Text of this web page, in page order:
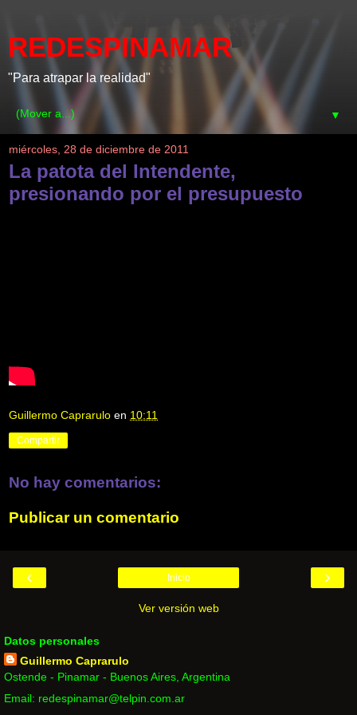
REDESPINAMAR
"Para atrapar la realidad"
▼
miércoles, 28 de diciembre de 2011
La patota del Intendente,
presionando por el presupuesto
Guillermo Caprarulo en 10:11
Compartir
No hay comentarios:
Publicar un comentario
‹ ›
Inicio
Ver versión web
Datos personales
Guillermo Caprarulo
Ostende - Pinamar - Buenos Aires, Argentina
Email: redespinamar@telpin.com.ar